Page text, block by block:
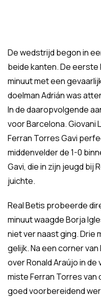
De wedstrijd begon in
beide kanten. De eerste
minuut met een
doelman Adrián was
In de daaropvolgende
voor Barcelona. Giovani
Ferran Torres Gavi
middenvelder de 1-0
Gavi, die in zijn jeugd bij
juichte.
Real Betis probeerde
minuut waagde Borja
niet ver naast ging. Drie
gelijk. Na een corner
over Ronald Araújo in de
miste Ferran Torres van
goed voorbereidend